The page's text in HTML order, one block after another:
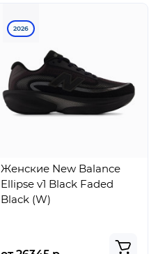
2026
Женские New Balance
Ellipse v1 Black Faded
Black (W)